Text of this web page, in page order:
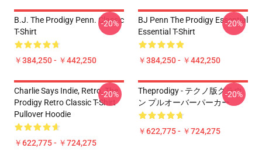
B.J. The Prodigy Penn. Classic
T-Shirt
￥384,250 - ￥442,250
-20%
BJ Penn The Prodigy Essential
Essential T-Shirt
￥384,250 - ￥442,250
-20%
Charlie Says Indie, Retro, The
Prodigy Retro Classic T-Shirt
Pullover Hoodie
￥622,775 - ￥724,275
-20%
Theprodigy - テクノ版グラウ
ン プルオーバーパーカー
￥622,775 - ￥724,275
-20%